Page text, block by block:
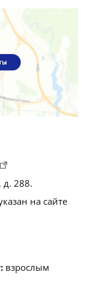
д. 288.
на сайте
взрослым